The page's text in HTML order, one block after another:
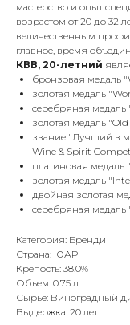
мастерство и опыт
возрастом от 20 до 32
величественным
главное, время
КВВ, 20-летний
бронзовая медаль
золотая медаль
серебряная медаль
золотая медаль
звание "Лучший в
Wine & Spirit
платиновая медаль
золотая медаль
двойная золотая
серебряная медаль
Категория: Бренди
Страна: ЮАР
Крепость: 38.0%
Объем: 0.75 л.
Сырье: Виноградный
Выдержка: 20 лет